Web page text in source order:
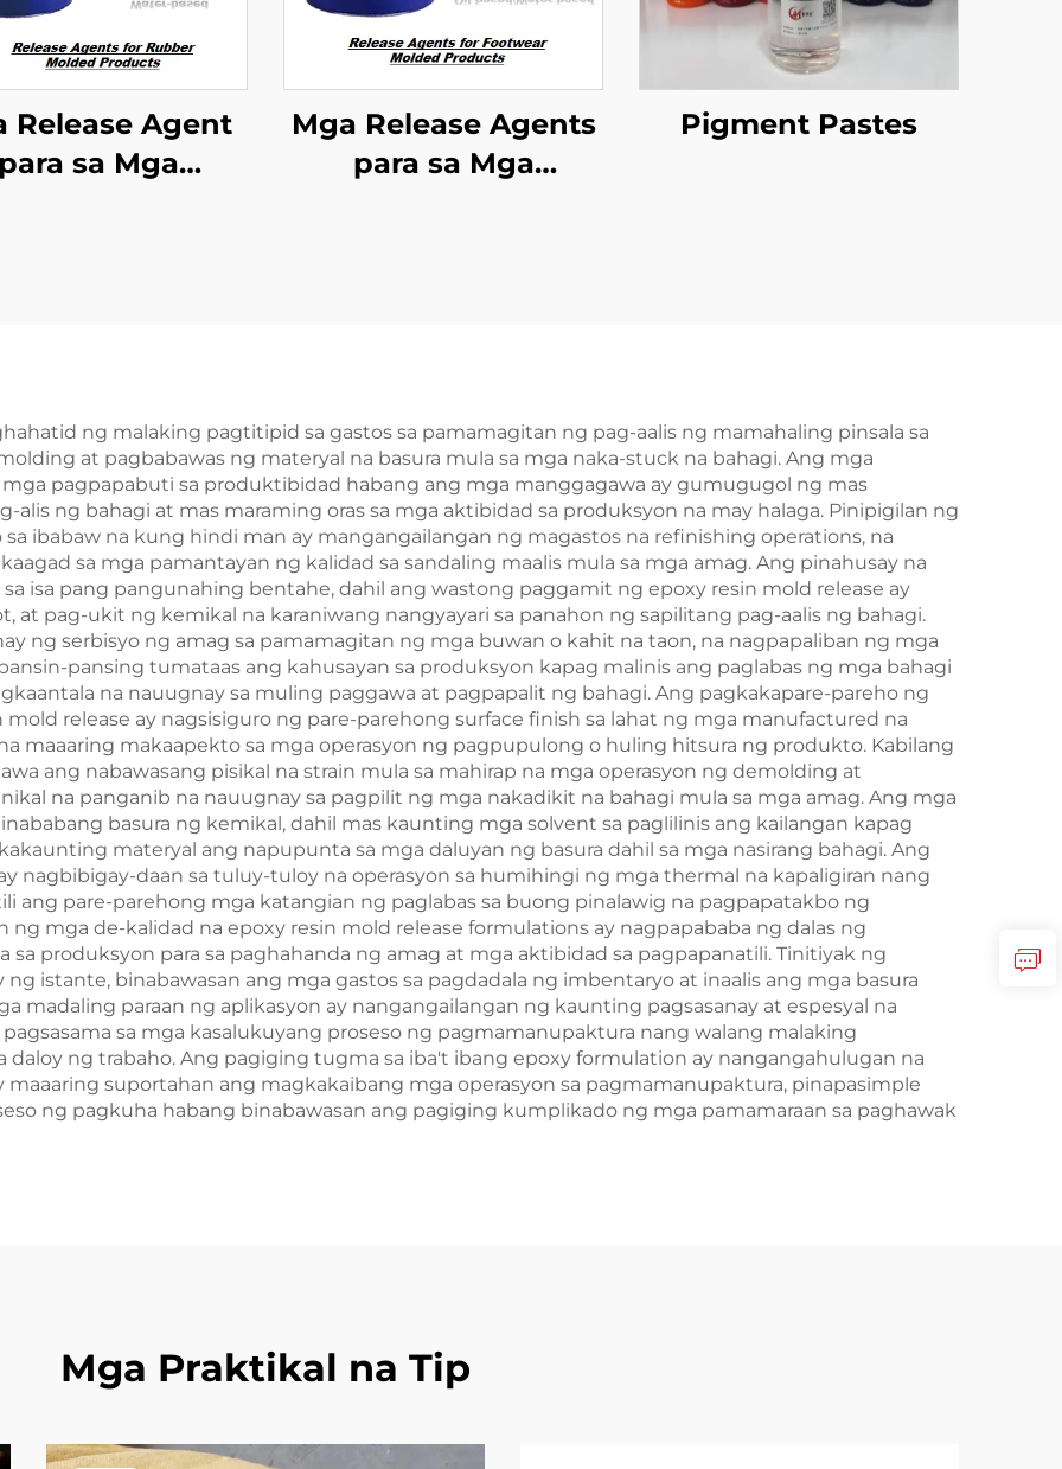
Release Agent
sa Mga
Mga Release Agents
para sa Mga
Pigment Pastes
ng malaking pagtitipid sa gastos sa pamamagitan ng pag-aalis ng mamahaling pinsala sa
at pagbabawas ng materyal na basura mula sa mga naka-stuck na bahagi. Ang mga
pagpapabuti sa produktibidad habang ang mga manggagawa ay gumugugol ng mas
alis ng bahagi at mas maraming oras sa mga aktibidad sa produksyon na may halaga. Pinipigilan ng
ibabaw na kung hindi man ay mangangailangan ng magastos na refinishing operations, na
sa mga pamantayan ng kalidad sa sandaling maalis mula sa mga amag. Ang pinahusay na
isa pang pangunahing bentahe, dahil ang wastong paggamit ng epoxy resin mold release ay
at pag-ukit ng kemikal na karaniwang nangyayari sa panahon ng sapilitang pag-aalis ng bahagi.
ng serbisyo ng amag sa pamamagitan ng mga buwan o kahit na taon, na nagpapaliban ng mga
pansing tumataas ang kahusayan sa produksyon kapag malinis ang paglabas ng mga bahagi
na nauugnay sa muling paggawa at pagpapalit ng bahagi. Ang pagkakapare-pareho ng
release ay nagsisiguro ng pare-parehong surface finish sa lahat ng mga manufactured na
maaaring makaapekto sa mga operasyon ng pagpupulong o huling hitsura ng produkto. Kabilang
ang nabawasang pisikal na strain mula sa mahirap na mga operasyon ng demolding at
na panganib na nauugnay sa pagpilit ng mga nakadikit na bahagi mula sa mga amag. Ang mga
basura ng kemikal, dahil mas kaunting mga solvent sa paglilinis ang kailangan kapag
materyal ang napupunta sa mga daluyan ng basura dahil sa mga nasirang bahagi. Ang
nagbibigay-daan sa tuluy-tuloy na operasyon sa humihingi ng mga thermal na kapaligiran nang
ang pare-parehong mga katangian ng paglabas sa buong pinalawig na pagpapatakbo ng
mga de-kalidad na epoxy resin mold release formulations ay nagpapababa ng dalas ng
produksyon para sa paghahanda ng amag at mga aktibidad sa pagpapanatili. Tinitiyak ng
istante, binabawasan ang mga gastos sa pagdadala ng imbentaryo at inaalis ang mga basura
madaling paraan ng aplikasyon ay nangangailangan ng kaunting pagsasanay at espesyal na
sa mga kasalukuyang proseso ng pagmamanupaktura nang walang malaking
ng trabaho. Ang pagiging tugma sa iba't ibang epoxy formulation ay nangangahulugan na
suportahan ang magkakaibang mga operasyon sa pagmamanupaktura, pinapasimple
ng pagkuha habang binabawasan ang pagiging kumplikado ng mga pamamaraan sa paghawak
Mga Praktikal na Tip